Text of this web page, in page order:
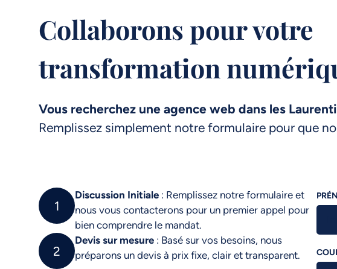
Collaborons pour votre
transformation
Vous recherchez une agence web dans les
Remplissez simplement notre formulaire pour que
1
Discussion Initiale : Remplissez notre formulaire et
nous vous contacterons pour un premier appel pour
bien comprendre le mandat.
2
Devis sur mesure : Basé sur vos besoins, nous
préparons un devis à prix fixe, clair et transparent.